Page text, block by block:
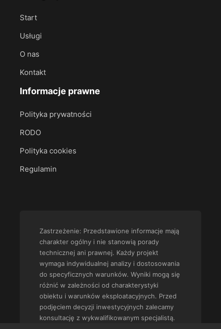
Start
Usługi
O nas
Kontakt
Informacje prawne
Polityka prywatności
RODO
Polityka cookies
Regulamin
Zastrzeżenie: Przedstawione informacje mają
charakter ogólny i nie stanowią porady
technicznej ani prawnej. Każdy projekt
wymaga indywidualnej analizy i dostosowania
do specyficznych warunków. Wyniki mogą się
różnić w zależności od charakterystyki
obiektu i warunków eksploatacyjnych. Przed
podjęciem decyzji inwestycyjnych zalecamy
konsultację z wykwalifikowanym specjalistą.